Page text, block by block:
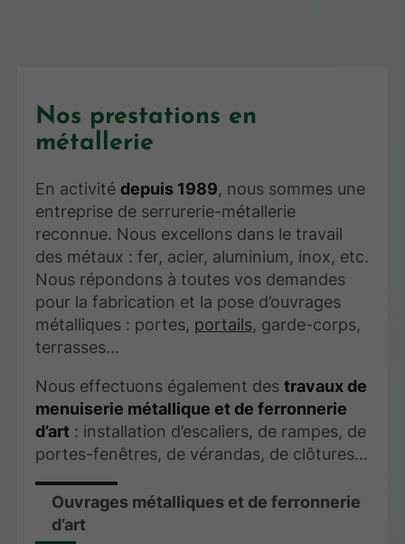
Nos prestations en
métallerie
En activité depuis 1989, nous sommes une
entreprise de serrurerie-métallerie
reconnue. Nous excellons dans le travail
des métaux : fer, acier, aluminium, inox, etc.
Nous répondons à toutes vos demandes
pour la fabrication et la pose d’ouvrages
métalliques : portes, portails, garde-corps,
terrasses...
Nous effectuons également des travaux de
menuiserie métallique et de ferronnerie
d’art: installation d’escaliers, de rampes, de
portes-fenêtres, de vérandas, de clôtures...
Ouvrages métalliques et de ferronnerie
d’art